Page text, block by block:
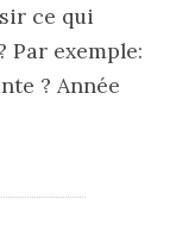
ce qui
Par exemple:
? Année